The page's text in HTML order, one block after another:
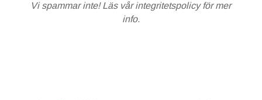
Vi spammar inte! Läs vårintegritetspolicyför mer
info.